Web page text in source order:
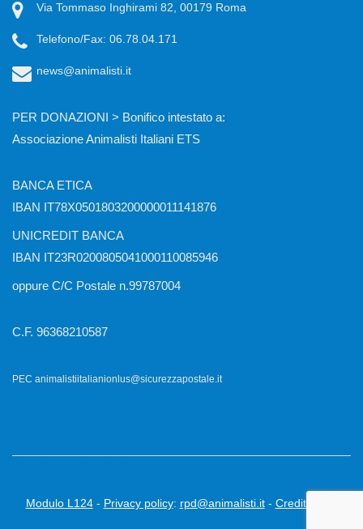
Via Tommaso Inghirami 82, 00179 Roma
Telefono/Fax: 06.78.04.171
news@animalisti.it
PER DONAZIONI > Bonifico intestato a:
Associazione Animalisti Italiani ETS
BANCA ETICA
IBAN IT78X0501803200000011141876
UNICREDIT BANCA
IBAN IT23R0200805041000110085946
oppure C/C Postale n.99787004
C.F. 96368210587
PEC animalistiitalianionlus@sicurezzapostale.it
Modulo L124- Privacy policy: rpd@animalisti.it- Credits